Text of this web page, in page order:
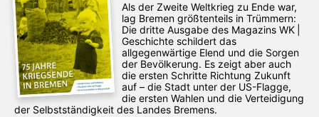
Als der Zweite Weltkrieg zu Ende war,
lag Bremen größtenteils in Trümmern:
Die dritte Ausgabe des ­Magazins WK |
Geschichte schildert das
allgegenwärtige Elend und die Sorgen
der Bevölkerung. Es zeigt aber auch
die ersten Schritte Richtung Zukunft
auf – die Stadt unter der US-Flagge,
die ersten Wahlen und die Verteidigung
der Selbstständigkeit des Landes Bremens.